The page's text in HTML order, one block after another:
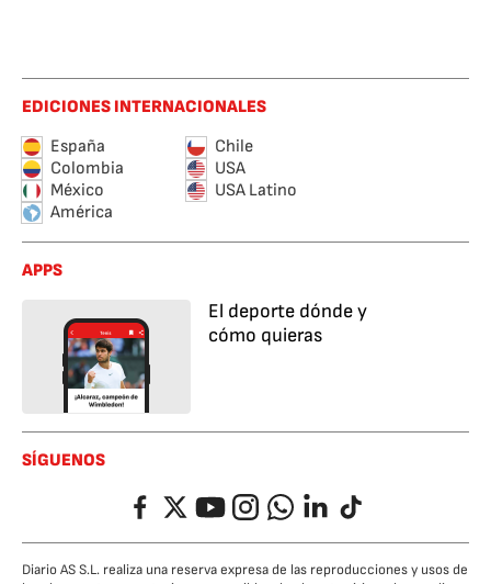
EDICIONES INTERNACIONALES
España
Chile
Colombia
USA
México
USA Latino
América
APPS
El deporte dónde y
cómo quieras
SÍGUENOS
FacebookTwitterYouTubeInstagramWhatsappLinkedIn
TikTok
Diario AS S.L. realiza una reserva expresa de las reproducciones y usos de